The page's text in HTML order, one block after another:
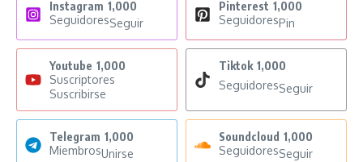
Instagram 1,000
SeguidoresSeguir
Pinterest 1,000
SeguidoresPin
Youtube 1,000
Suscriptores
Suscribirse
Tiktok 1,000
SeguidoresSeguir
Telegram 1,000
MiembrosUnirse
Soundcloud 1,000
SeguidoresSeguir